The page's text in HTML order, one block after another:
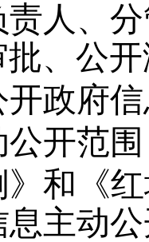
人、
、公
政府
公开范围
和《
主动